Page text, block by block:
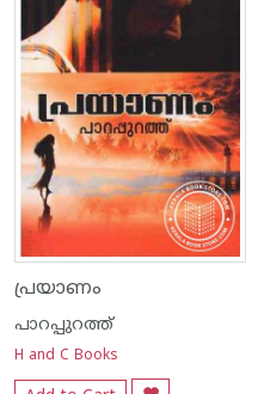
പ്രയാണം
പാറപ്പുറത്ത്‌
H and C Books